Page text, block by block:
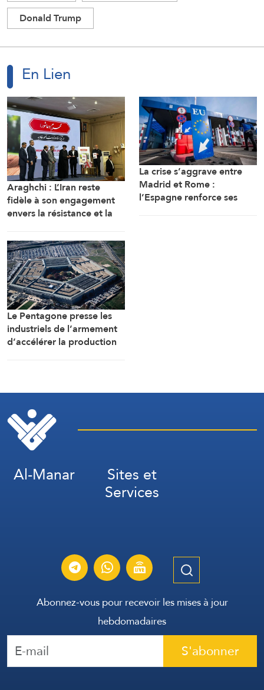
Donald Trump
En Lien
Araghchi : L’Iran reste
fidèle à son engagement
envers la résistance et la
malgré toutes les pressions
La crise s’aggrave entre
Madrid et Rome :
l’Espagne renforce ses
Le Pentagone presse les
industriels de l’armement
d’accélérer la production
Al-Manar Sites et
Services
Abonnez-vous pour recevoir les mises à jour
hebdomadaires
S'abonner